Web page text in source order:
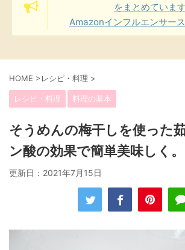
をまとめています
Amazonインフルエンサー
HOME >レシピ・料理 >
レシピ・料理 料理の基本
そうめんの梅干しを使った
ン酸の効果で簡単美味しく。
更新日： 2021年7月15日